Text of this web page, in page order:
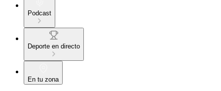
Podcast
Deporte en directo
En tu zona